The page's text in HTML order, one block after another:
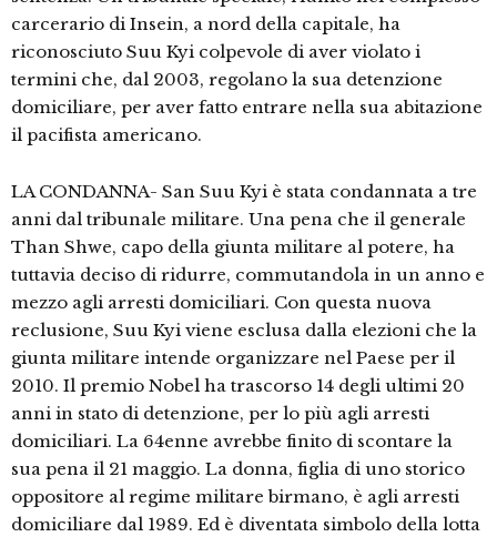
carcerario di Insein, a nord della capitale, ha
riconosciuto Suu Kyi colpevole di aver violato i
termini che, dal 2003, regolano la sua detenzione
domiciliare, per aver fatto entrare nella sua abitazione
il pacifista americano.
LA CONDANNA- San Suu Kyi è stata condannata a tre
anni dal tribunale militare. Una pena che il generale
Than Shwe, capo della giunta militare al potere, ha
tuttavia deciso di ridurre, commutandola in un anno e
mezzo agli arresti domiciliari. Con questa nuova
reclusione, Suu Kyi viene esclusa dalla elezioni che la
giunta militare intende organizzare nel Paese per il
2010. Il premio Nobel ha trascorso 14 degli ultimi 20
anni in stato di detenzione, per lo più agli arresti
domiciliari. La 64enne avrebbe finito di scontare la
sua pena il 21 maggio. La donna, figlia di uno storico
oppositore al regime militare birmano, è agli arresti
domiciliare dal 1989. Ed è diventata simbolo della lotta